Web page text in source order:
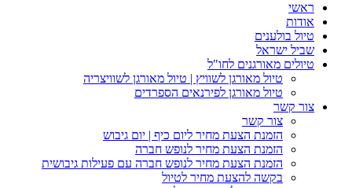
ראשי
אודות
טיול בולענים
שביל ישראל
טיולים מאורגנים לחו"ל
טיול מאורגן לשוויץ | טיול מאורגן לשוויצריה
טיול מאורגן לפירנאים הספרדים
צור קשר
צור קשר
הזמנת הצעת מחיר ליום כיף | יום גיבוש
הזמנת הצעת מחיר לנופש חברה
הזמנת הצעת מחיר לנופש חברה עם פעילות גיבושית
בקשה להצעת מחיר לטיול